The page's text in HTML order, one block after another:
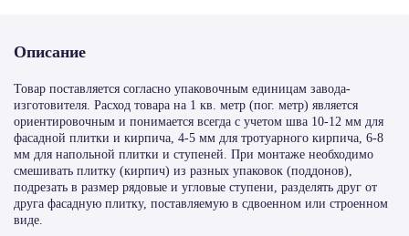
Описание
Товар поставляется согласно упаковочным единицам завода-
изготовителя. Расход товара на 1 кв. метр (пог. метр) является
ориентировочным и понимается всегда с учетом шва 10-12 мм для
фасадной плитки и кирпича, 4-5 мм для тротуарного кирпича, 6-8
мм для напольной плитки и ступеней. При монтаже необходимо
смешивать плитку (кирпич) из разных упаковок (поддонов),
подрезать в размер рядовые и угловые ступени, разделять друг от
друга фасадную плитку, поставляемую в сдвоенном или строенном
виде.